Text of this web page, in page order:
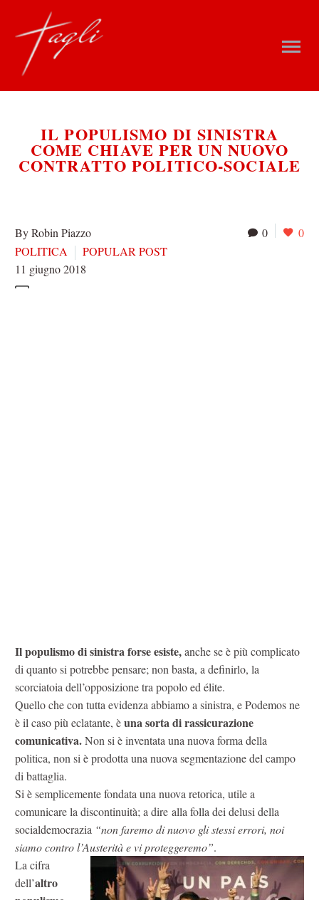
IL POPULISMO DI SINISTRA
COME CHIAVE PER UN NUOVO
CONTRATTO POLITICO-SOCIALE
0 0
By Robin Piazzo
POLITICA
POPULAR POST
11 giugno 2018
Il populismo di sinistra forse esiste,anche se è più complicato
di quanto si potrebbe pensare; non basta, a definirlo, la
scorciatoia dell’opposizione tra popolo ed élite.
Quello che con tutta evidenza abbiamo a sinistra, e Podemos ne
è il caso più eclatante, èuna sorta di rassicurazione
comunicativa.Non si è inventata una nuova forma della
politica, non si è prodotta una nuova segmentazione del campo
di battaglia.
Si è semplicemente fondata una nuova retorica, utile a
comunicare la discontinuità; a dire alla folla dei delusi della
socialdemocrazia “non faremo di nuovo gli stessi errori, noi
siamo contro l’Austerità e vi proteggeremo”.
La cifra
dell’altro